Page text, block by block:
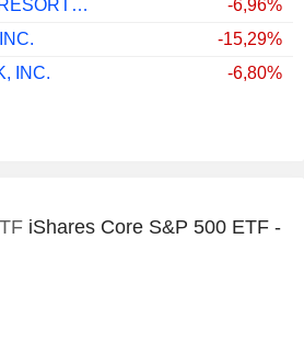
HOST HOTELS & RESORTS, INC.
-6,96%
-15,29%
INC.
-6,80%
iShares Core S&P 500 ETF -